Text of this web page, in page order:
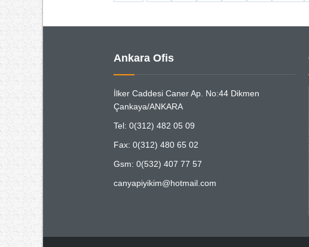
Ankara Ofis
İlker Caddesi Caner Ap. No:44 Dikmen
Çankaya/ANKARA
Tel: 0(312) 482 05 09
Fax: 0(312) 480 65 02
Gsm: 0(532) 407 77 57
canyapiyikim@hotmail.com